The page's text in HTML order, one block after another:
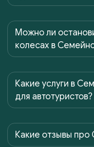
Можно ли
колесах в
Какие услуги в
для автотуристов?
Какие отзывы про